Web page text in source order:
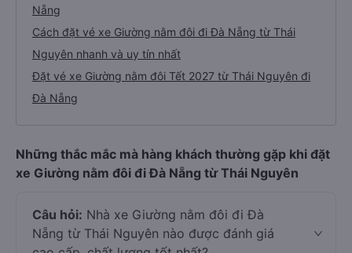
Nẵng
Cách đặt vé xe Giường nằm đôi đi Đà Nẵng từ Thái
Nguyên nhanh và uy tín nhất
Đặt vé xe Giường nằm đôi Tết 2027 từ Thái Nguyên đi
Đà Nẵng
Những thắc mắc mà hàng khách thường gặp khi đặt
xe Giường nằm đôi đi Đà Nẵng từ Thái Nguyên
Câu hỏi: Nhà xe Giường nằm đôi đi Đà
Nẵng từ Thái Nguyên nào được đánh giá